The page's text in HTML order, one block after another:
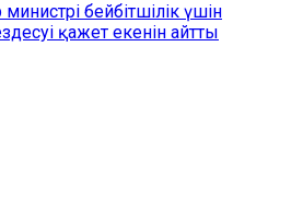
бейбітшілік үшін
қажет екенін айтты